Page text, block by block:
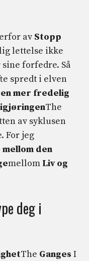
av Stopp
lettelse ikke
forfedre. Så
spredt i elven
mer fredelig
The
av syklusen
For jeg
den
mellom Liv og
deg i
The Ganges I